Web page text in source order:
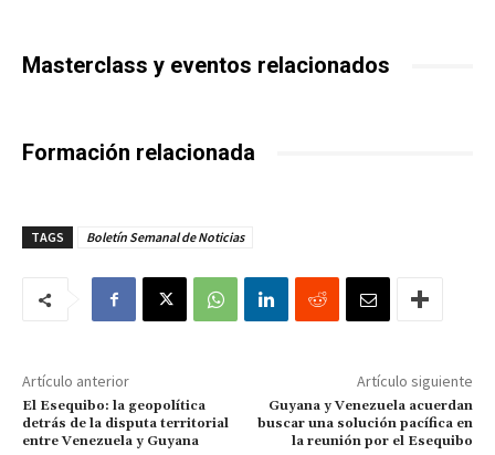
Masterclass y eventos relacionados
Formación relacionada
TAGS Boletín Semanal de Noticias
Artículo anterior
El Esequibo: la geopolítica
detrás de la disputa territorial
entre Venezuela y Guyana
Artículo siguiente
Guyana y Venezuela acuerdan
buscar una solución pacífica en
la reunión por el Esequibo